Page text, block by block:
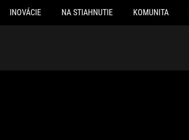
INOVÁCIE NA STIAHNUTIE KOMUNITA